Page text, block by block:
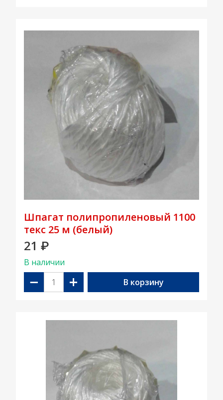
Шпагат полипропиленовый 1100
текс 25 м (белый)
21 ₽
В наличии
− + В корзину